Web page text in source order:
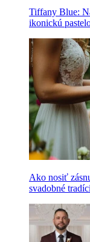
Tiffany Blue:
ikonickú
Ako nosiť
svadobné